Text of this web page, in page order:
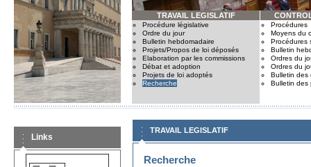
TRAVAIL LEGISLATIF
Procédure législative
Ordre du jour
Bulletin hebdomadaire
Projets/Propos de loi déposés
Elaboration par les commissions
Débat et adoption
Projets de loi adoptés
Recherche
Procédures
Moyens du
Procédures
Bulletin
Ordres du
Ordres du
Bulletin des
Bulletin des
Links
TRAVAIL LEGISLATIF
Recherche